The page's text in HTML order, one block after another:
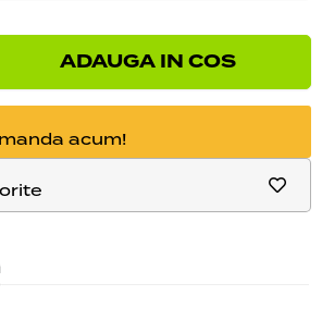
ADAUGA IN COS
acum!